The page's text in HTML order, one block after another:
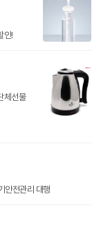
인!
체선물
안전관리 대행